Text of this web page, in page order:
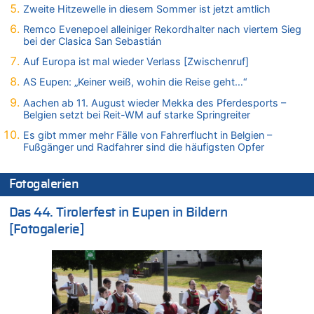
Zweite Hitzewelle in diesem Sommer ist jetzt amtlich
07.08.2026 - 12:31 von Fassungslos zu
In Belgien missachten zwei von drei Autofahrern das
In Belgien missachten zwei von drei Autofahrern das
Tempolimit in 30er-Zonen – Untersuchung von Vias
07.08.2026 - 11:23 von Dax zu
In Belgien missachten zwei von drei Autofahrern das
Tempolimit in 30er-Zonen – Untersuchung von Vias
In Belgien missachten zwei von drei Autofahrern das
Tempolimit in 30er-Zonen – Untersuchung von Vias
07.08.2026 - 11:15 von Dax zu
Wie kam es zur Ceuta-Krise?
Wasserstand des Rheins in NRW so niedrig wie noch nie
07.08.2026 - 10:29 von Soso zu
Aachen ab 11. August wieder Mekka des Pferdesports –
Belgien setzt bei Reit-WM auf starke Springreiter
Zweite Hitzewelle in diesem Sommer ist jetzt amtlich
Remco Evenepoel alleiniger Rekordhalter nach viertem Sieg
bei der Clasica San Sebastián
Auf Europa ist mal wieder Verlass [Zwischenruf]
AS Eupen: „Keiner weiß, wohin die Reise geht…“
Aachen ab 11. August wieder Mekka des Pferdesports –
Belgien setzt bei Reit-WM auf starke Springreiter
Es gibt mmer mehr Fälle von Fahrerflucht in Belgien –
Fußgänger und Radfahrer sind die häufigsten Opfer
Fotogalerien
Das 44. Tirolerfest in Eupen in Bildern
[Fotogalerie]